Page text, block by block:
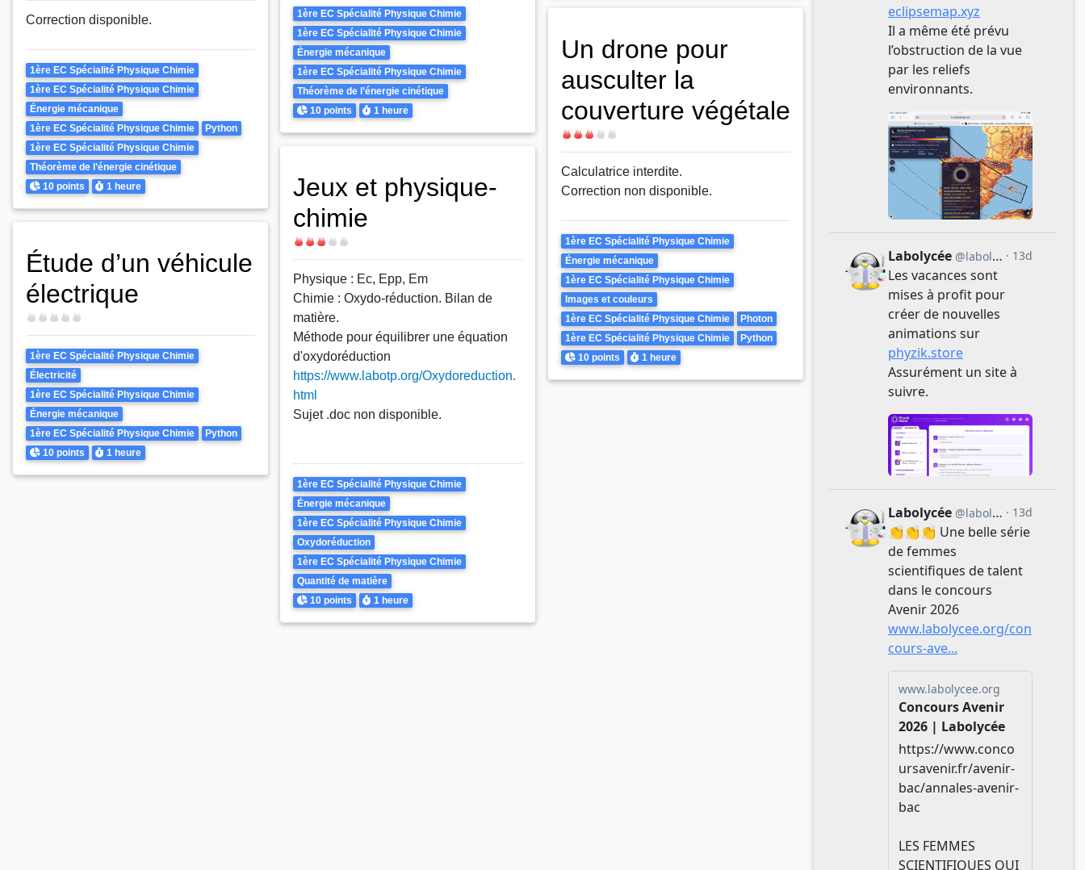
Correction disponible.
Theme
1ère EC Spécialité Physique Chimie
1ère EC Spécialité Physique Chimie
Énergie mécanique
1ère EC Spécialité Physique Chimie
Python
1ère EC Spécialité Physique Chimie
Théorème de l’énergie cinétique
Points
10 points Durée
1 heure
Theme
1ère EC Spécialité Physique Chimie
1ère EC Spécialité Physique Chimie
Énergie mécanique
1ère EC Spécialité Physique Chimie
Théorème de l’énergie cinétique
Points
10 points Durée
1 heure
Un drone pour
ausculter la
couverture végétale
Difficulté
Calculatrice interdite.
Correction non disponible.
Theme
1ère EC Spécialité Physique Chimie
Énergie mécanique
1ère EC Spécialité Physique Chimie
Images et couleurs
1ère EC Spécialité Physique Chimie
Photon
1ère EC Spécialité Physique Chimie
Python
Points
10 points Durée
1 heure
Jeux et physique-
chimie
Difficulté
Physique : Ec, Epp, Em
Chimie : Oxydo-réduction. Bilan de
matière.
Méthode pour équilibrer une équation
d'oxydoréduction
https://www.labotp.org/Oxydoreduction.
html
Sujet .doc non disponible.
Theme
1ère EC Spécialité Physique Chimie
Énergie mécanique
1ère EC Spécialité Physique Chimie
Oxydoréduction
1ère EC Spécialité Physique Chimie
Quantité de matière
Points
10 points Durée
1 heure
Étude d’un véhicule
électrique
Difficulté
Theme
1ère EC Spécialité Physique Chimie
Électricité
1ère EC Spécialité Physique Chimie
Énergie mécanique
1ère EC Spécialité Physique Chimie
Python
Points
10 points Durée
1 heure